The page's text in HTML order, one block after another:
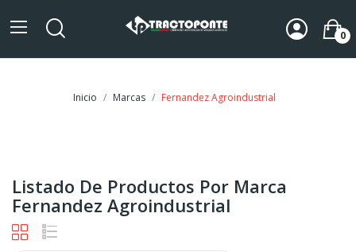
0
Inicio Marcas Fernandez Agroindustrial
Listado De Productos Por Marca
Fernandez Agroindustrial